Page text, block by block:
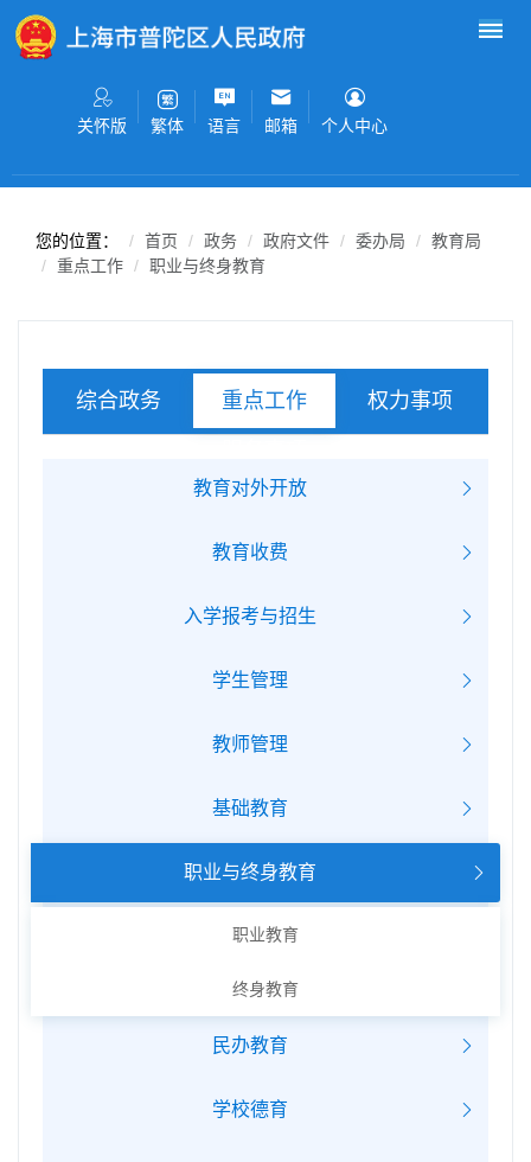
无障碍操作说明
关怀版 繁体 语言 邮箱 个人中心
您的位置： 首页 政务 政府文件 委办局
教育局
重点工作
职业与终身教育
综合政务 重点工作 权力事项
教育对外开放
教育收费
入学报考与招生
学生管理
教师管理
基础教育
职业与终身教育
职业教育
终身教育
民办教育
学校德育